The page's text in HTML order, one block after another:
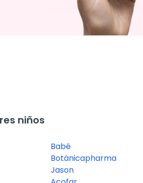
niños
Babé
Botánicapharma
Jason